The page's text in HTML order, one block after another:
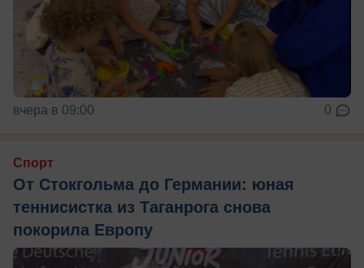
вчера в 09:00 0
Спорт
От Стокгольма до Германии: юная
теннисистка из Таганрога снова
покорила Европу